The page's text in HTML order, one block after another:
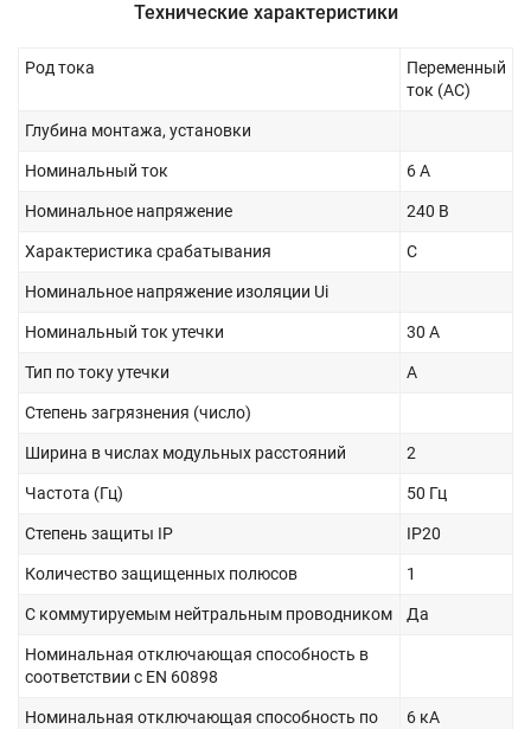
Технические характеристики
Род тока
Переменный
ток (AC)
Глубина монтажа, установки
Номинальный ток 6 А
Номинальное напряжение 240 В
Характеристика срабатывания C
Номинальное напряжение изоляции Ui
Номинальный ток утечки 30 А
Тип по току утечки A
Степень загрязнения (число)
Ширина в числах модульных расстояний 2
Частота (Гц) 50 Гц
Степень защиты IP IP20
Количество защищенных полюсов 1
С коммутируемым нейтральным проводником Да
Номинальная отключающая способность в
соответствии с EN 60898
Номинальная отключающая способность по
6 кА